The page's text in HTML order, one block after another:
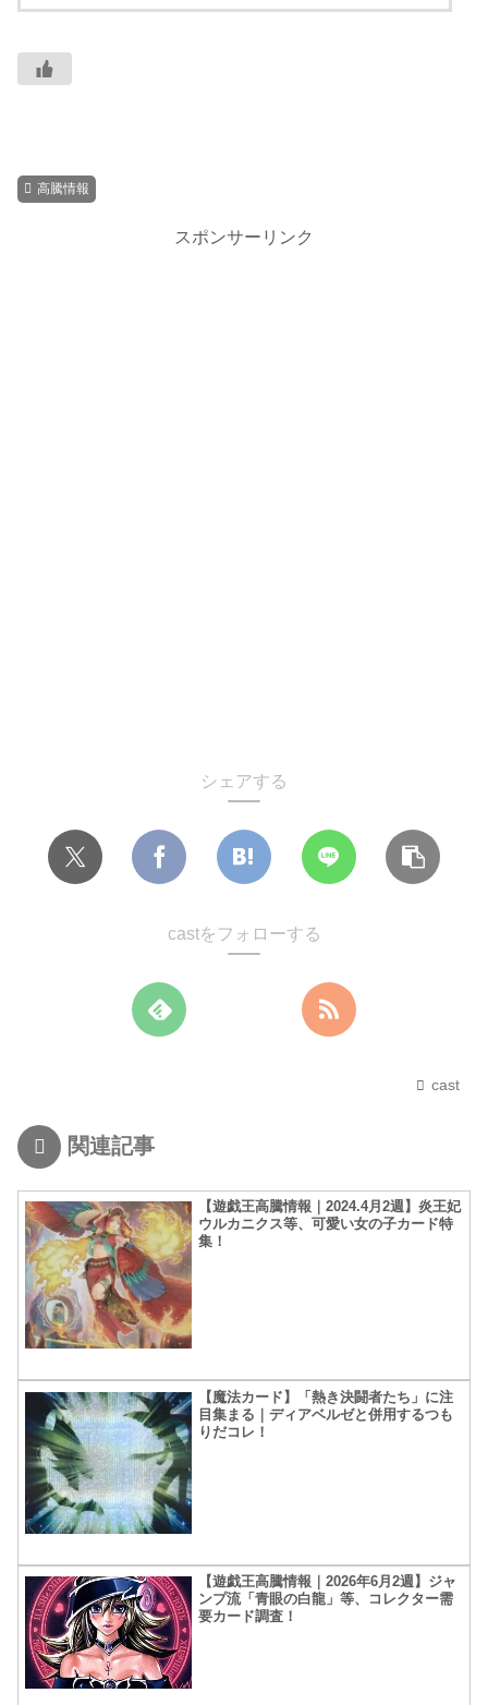
高騰情報
スポンサーリンク
シェアする
castをフォローする
cast
関連記事
【遊戯王高騰情報｜2024.4月2週】炎王妃
ウルカニクス等、可愛い女の子カード特
集！
【魔法カード】「熱き決闘者たち」に注
目集まる｜ディアベルゼと併用するつも
りだコレ！
【遊戯王高騰情報｜2026年6月2週】ジャ
ンプ流「青眼の白龍」等、コレクター需
要カード調査！